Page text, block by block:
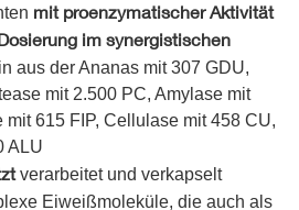
mit proenzymatischer Aktivität
im synergistischen
aus der Ananas mit 307 GDU,
mit 2.500 PC, Amylase mit
mit 615 FIP, Cellulase mit 458 CU,
ALU
verarbeitet und verkapselt
Eiweißmoleküle, die auch als